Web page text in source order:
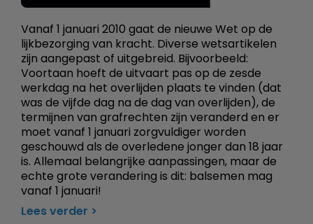
Vanaf 1 januari 2010 gaat de nieuwe Wet op de
lijkbezorging van kracht. Diverse wetsartikelen
zijn aangepast of uitgebreid. Bijvoorbeeld:
Voortaan hoeft de uitvaart pas op de zesde
werkdag na het overlijden plaats te vinden (dat
was de vijfde dag na de dag van overlijden), de
termijnen van grafrechten zijn veranderd en er
moet vanaf 1 januari zorgvuldiger worden
geschouwd als de overledene jonger dan 18 jaar
is. Allemaal belangrijke aanpassingen, maar de
echte grote verandering is dit: balsemen mag
vanaf 1 januari!
Lees verder